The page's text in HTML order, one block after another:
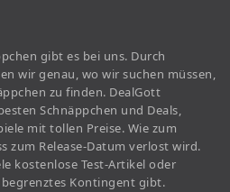
gibt es bei uns. Durch
wir genau, wo wir suchen müssen,
zu finden. DealGott
Schnäppchen und Deals,
mit tollen Preise. Wie zum
zum Release-Datum verlost wird.
kostenlose Test-Artikel oder
Kontingent gibt.